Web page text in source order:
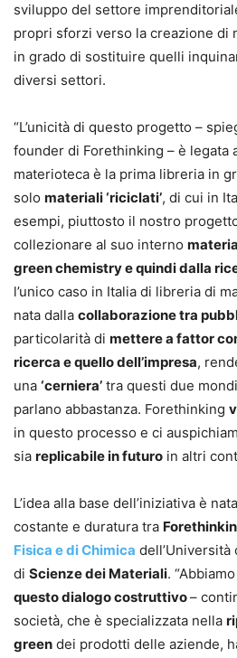
sviluppo del settore
propri sforzi verso la creazione di
in grado di sostituire quelli
diversi settori.
“L’unicità di questo progetto –
founder di Forethinking – è legata
materioteca è la prima libreria in
solo materiali ‘riciclati’, di cui in
esempi, piuttosto il nostro
collezionare al suo interno
green chemistry e quindi dalla
l’unico caso in Italia di libreria di
nata dalla collaborazione tra
particolarità di mettere a fattor
ricerca e quello dell’impresa,
una ‘cerniera’ tra questi due
parlano abbastanza. Forethinking
in questo processo e ci
sia replicabile in futuro in altri
L’idea alla base dell’iniziativa è
costante e duratura tra
Fisica e di Chimica
di Scienze dei Materiali.
questo dialogo costruttivo–
società, che è specializzata nella
green dei prodotti delle aziende,